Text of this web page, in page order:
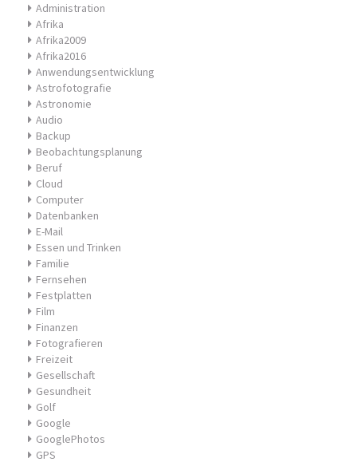
Administration
Afrika
Afrika2009
Afrika2016
Anwendungsentwicklung
Astrofotografie
Astronomie
Audio
Backup
Beobachtungsplanung
Beruf
Cloud
Computer
Datenbanken
E-Mail
Essen und Trinken
Familie
Fernsehen
Festplatten
Film
Finanzen
Fotografieren
Freizeit
Gesellschaft
Gesundheit
Golf
Google
GooglePhotos
GPS